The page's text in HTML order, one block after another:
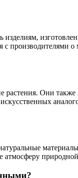
производителями
растения. Они